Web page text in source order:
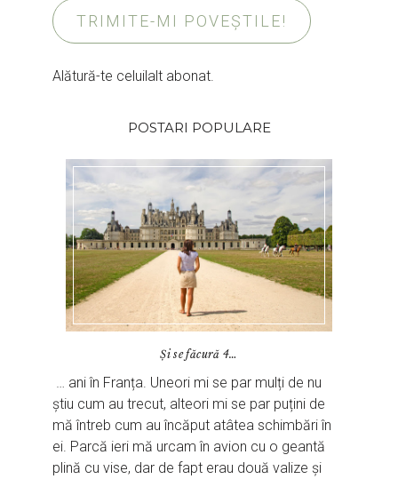
TRIMITE-MI POVEȘTILE!
Alătură-te celuilalt abonat.
POSTARI POPULARE
Și se făcură 4…
… ani în Franța. Uneori mi se par mulți de nu
știu cum au trecut, alteori mi se par puțini de
mă întreb cum au încăput atâtea schimbări în
ei. Parcă ieri mă urcam în avion cu o geantă
plină cu vise, dar de fapt erau două valize și